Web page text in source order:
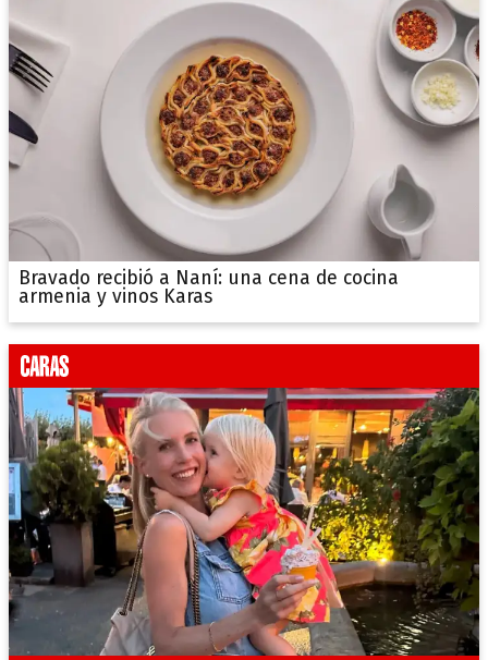
Bravado recibió a Naní: una cena de cocina
armenia y vinos Karas